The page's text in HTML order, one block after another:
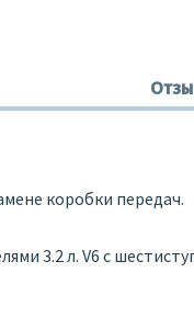
коробки передач.
3.2 л. V6 с